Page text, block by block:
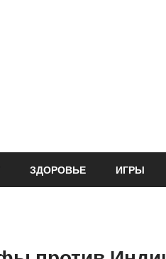
ЗДОРОВЬЕ ИГРЫ